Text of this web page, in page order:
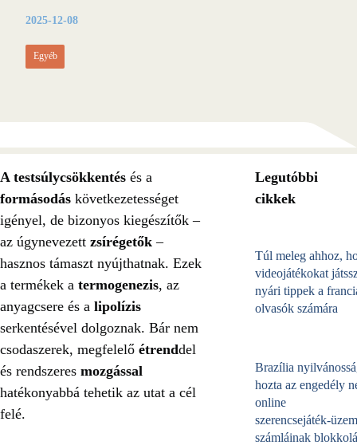
2025-12-08
Egyéb
A testsúlycsökkentés és a
formásodás következetességet
igényel, de bizonyos kiegészítők –
az úgynevezett zsírégetők –
hasznos támaszt nyújthatnak. Ezek
a termékek a termogenezis, az
anyagcsere és a lipolízis
serkentésével dolgoznak. Bár nem
csodaszerek, megfelelő étrenddel
és rendszeres mozgással
hatékonyabbá tehetik az utat a cél
felé.
Legutóbbi
cikkek
Túl meleg ahhoz,
videojátékokat
nyári tippek a
olvasók számára
Brazília
hozta az engedély
online
számláinak